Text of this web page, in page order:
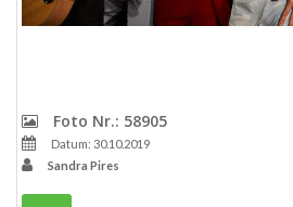
Foto Nr.: 58905
Datum: 30.10.2019
Sandra Pires